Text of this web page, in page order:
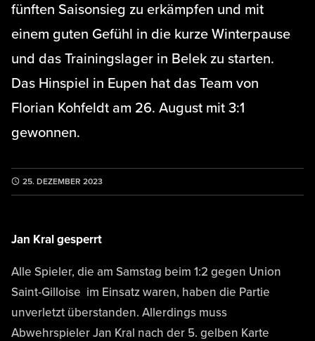
fünften Saisonsieg zu erkämpfen und mit
einem guten Gefühl in die kurze Winterpause
und das Trainingslager in Belek zu starten.
Das Hinspiel in Eupen hat das Team von
Florian Kohfeldt am 26. August mit 3:1
gewonnen.
25. DEZEMBER 2023
Jan Kral gesperrt
Alle Spieler, die am Samstag beim 1:2 gegen Union
Saint-Gilloise im Einsatz waren, haben die Partie
unverletzt überstanden. Allerdings muss
Abwehrspieler Jan Kral nach der 5. gelben Karte